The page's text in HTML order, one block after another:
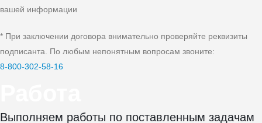
вашей информации
* При заключении договора внимательно проверяйте реквизиты
подписанта. По любым непонятным вопросам звоните:
8‑800‑302‑58‑16
Выполняем работы по поставленным задачам